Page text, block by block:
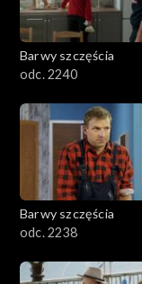
Barwy szczęścia
odc. 2240
Barwy szczęścia
odc. 2238